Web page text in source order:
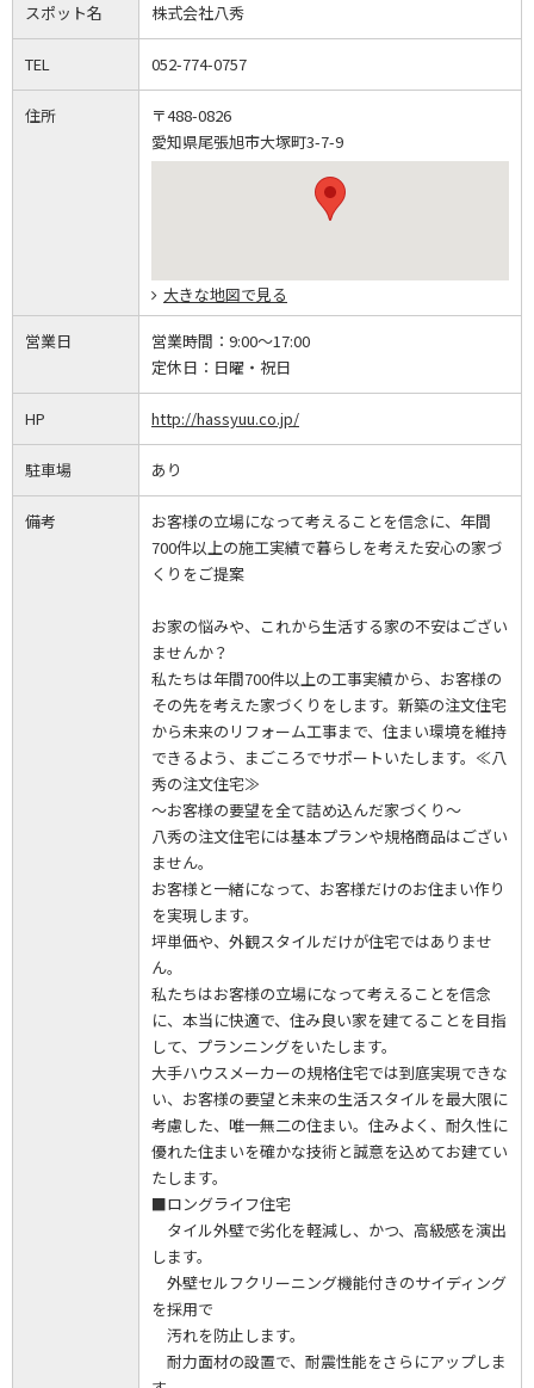
スポット名 株式会社八秀
TEL 052-774-0757
住所
〒488-0826
愛知県尾張旭市大塚町3-7-9
大きな地図で見る
営業日 営業時間： 9:00～17:00
定休日： 日曜・祝日
HP http://hassyuu.co.jp/
駐車場 あり
備考
お客様の立場になって考えることを信念に、年間
700件以上の施工実績で暮らしを考えた安心の家づ
くりをご提案
お家の悩みや、これから生活する家の不安はござい
ませんか？
私たちは年間700件以上の工事実績から、お客様の
その先を考えた家づくりをします。新築の注文住宅
から未来のリフォーム工事まで、住まい環境を維持
できるよう、まごころでサポートいたします。≪八
秀の注文住宅≫
～お客様の要望を全て詰め込んだ家づくり～
八秀の注文住宅には基本プランや規格商品はござい
ません。
お客様と一緒になって、お客様だけのお住まい作り
を実現します。
坪単価や、外観スタイルだけが住宅ではありませ
ん。
私たちはお客様の立場になって考えることを信念
に、本当に快適で、住み良い家を建てることを目指
して、プランニングをいたします。
大手ハウスメーカーの規格住宅では到底実現できな
い、お客様の要望と未来の生活スタイルを最大限に
考慮した、唯一無二の住まい。住みよく、耐久性に
優れた住まいを確かな技術と誠意を込めてお建てい
たします。
■ロングライフ住宅
タイル外壁で劣化を軽減し、かつ、高級感を演出
します。
外壁セルフクリーニング機能付きのサイディング
を採用で
汚れを防止します。
耐力面材の設置で、耐震性能をさらにアップしま